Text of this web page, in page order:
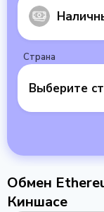
Страна
Выберите
Обмен
Киншасе